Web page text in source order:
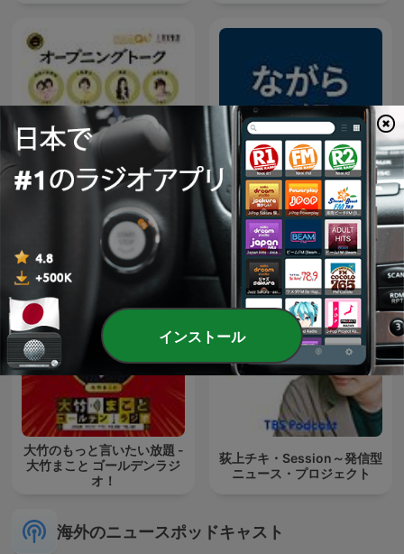
オープニング - 大竹まことゴ
ールデンラジオ！
ながら日経
大竹のもっと言いたい放題 -
大竹まこと ゴールデンラジ
オ！
荻上チキ・Session～発信型
ニュース・プロジェクト
海外のニュースポッドキャスト
インストール